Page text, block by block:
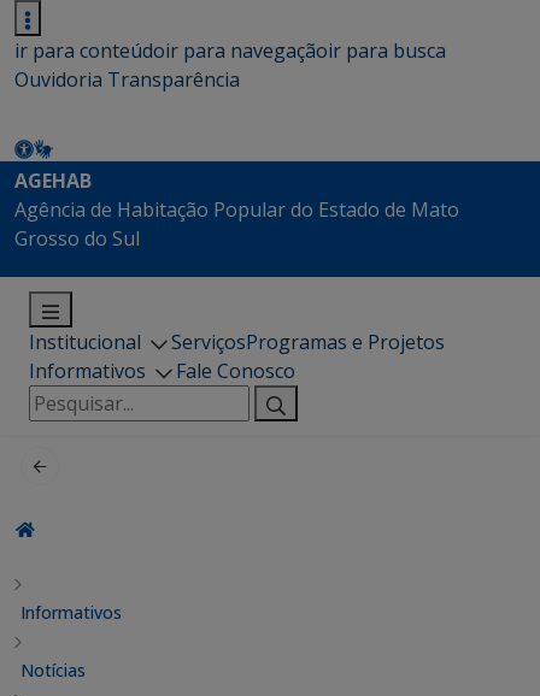
ir para conteúdoir para navegaçãoir para busca
Ouvidoria Transparência
AGEHAB
Agência de Habitação Popular do Estado de Mato
Grosso do Sul
Institucional ServiçosProgramas e Projetos
Informativos
Fale Conosco
Pesquisar
por:
Informativos
Notícias